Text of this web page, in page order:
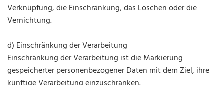
Verknüpfung, die Einschränkung, das Löschen oder die
Vernichtung.
d) Einschränkung der Verarbeitung
Einschränkung der Verarbeitung ist die Markierung
gespeicherter personenbezogener Daten mit dem Ziel, ihre